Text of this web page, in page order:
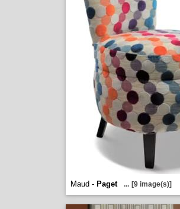
Maud - Paget ... [9 image(s)]